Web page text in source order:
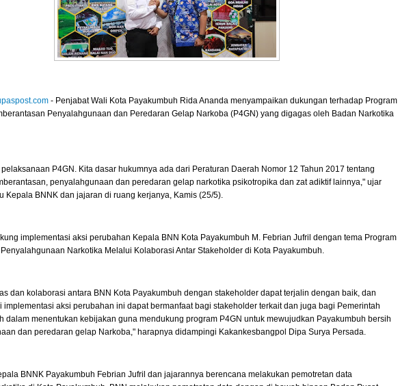
- Penjabat Wali Kota Payakumbuh Rida Ananda menyampaikan dukungan terhadap Program
Penyalahgunaan dan Peredaran Gelap Narkoba (P4GN) yang digagas oleh Badan Narkotika
P4GN. Kita dasar hukumnya ada dari Peraturan Daerah Nomor 12 Tahun 2017 tentang
penyalahgunaan dan peredaran gelap narkotika psikotropika dan zat adiktif lainnya," ujar
Kepala BNNK dan jajaran di ruang kerjanya, Kamis (25/5).
implementasi aksi perubahan Kepala BNN Kota Payakumbuh M. Febrian Jufril dengan tema Program
Narkotika Melalui Kolaborasi Antar Stakeholder di Kota Payakumbuh.
dan kolaborasi antara BNN Kota Payakumbuh dengan stakeholder dapat terjalin dengan baik, dan
implementasi aksi perubahan ini dapat bermanfaat bagi stakeholder terkait dan juga bagi Pemerintah
dalam menentukan kebijakan guna mendukung program P4GN untuk mewujudkan Payakumbuh bersih
dan peredaran gelap Narkoba," harapnya didampingi Kakankesbangpol Dipa Surya Persada.
BNNK Payakumbuh Febrian Jufril dan jajarannya berencana melakukan pemotretan data